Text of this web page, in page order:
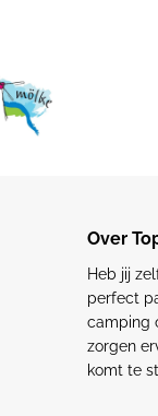
Over
Heb jij
perfect
camping
zorgen
komt te